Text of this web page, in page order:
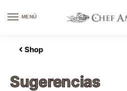
MENÚ
Shop
Sugerencias